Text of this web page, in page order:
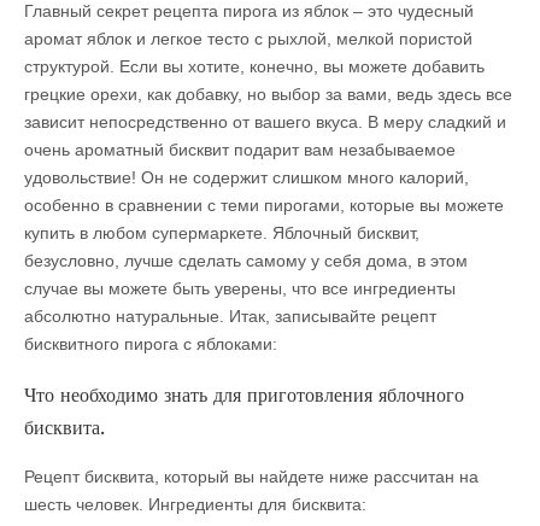
Главный секрет рецепта пирога из яблок – это чудесный
аромат яблок и легкое тесто с рыхлой, мелкой пористой
структурой. Если вы хотите, конечно, вы можете добавить
грецкие орехи, как добавку, но выбор за вами, ведь здесь все
зависит непосредственно от вашего вкуса. В меру сладкий и
очень ароматный бисквит подарит вам незабываемое
удовольствие! Он не содержит слишком много калорий,
особенно в сравнении с теми пирогами, которые вы можете
купить в любом супермаркете. Яблочный бисквит,
безусловно, лучше сделать самому у себя дома, в этом
случае вы можете быть уверены, что все ингредиенты
абсолютно натуральные. Итак, записывайте рецепт
бисквитного пирога с яблоками:
Что необходимо знать для приготовления яблочного
бисквита.
Рецепт бисквита, который вы найдете ниже рассчитан на
шесть человек. Ингредиенты для бисквита: